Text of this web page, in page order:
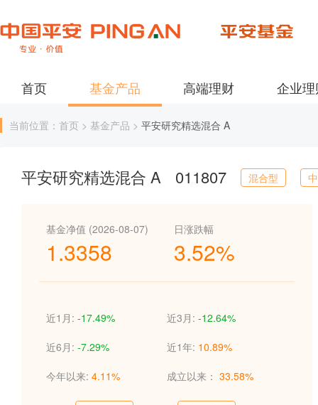
首页 基金产品 高端理财 企业
当前位置：首页 > 基金产品 > 平安研究精选混合 A
平安研究精选混合 A 011807 混合型
基金净值 (2026-08-07)
1.3358
日涨跌幅
3.52%
近1月: -17.49% 近3月: -12.64%
近6月: -7.29% 近1年: 10.89%
今年以来: 4.11% 成立以来： 33.58%